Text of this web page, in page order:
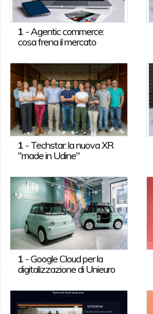
1-Agentic commerce:
cosa frena il mercato
1- Techstar: la nuova XR
"made in Udine"
1-Google Cloud per la
digitalizzazione di Unieuro